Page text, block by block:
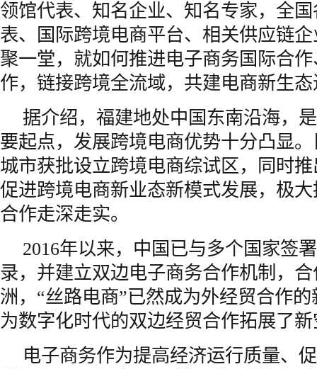
领馆代表、知名企业、知名专家，全
表、国际跨境电商平台、相关供应链
聚一堂，就如何推进电子商务国际合
作，链接跨境全流域，共建电商新生
据介绍，福建地处中国东南沿海，
要起点，发展跨境电商优势十分凸显
城市获批设立跨境电商综试区，同时
促进跨境电商新业态新模式发展，极
合作走深走实。
2016年以来，中国已与多个国家签
录，并建立双边电子商务合作机制，
洲，“丝路电商”已然成为外经贸合作
为数字化时代的双边经贸合作拓展了
电子商务作为提高经济运行质量、